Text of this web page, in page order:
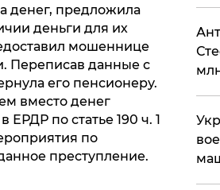
денег, предложила
деньги для их
мошеннице
Переписав данные с
его пенсионеру.
вместо денег
по статье 190 ч. 1
по
преступление.